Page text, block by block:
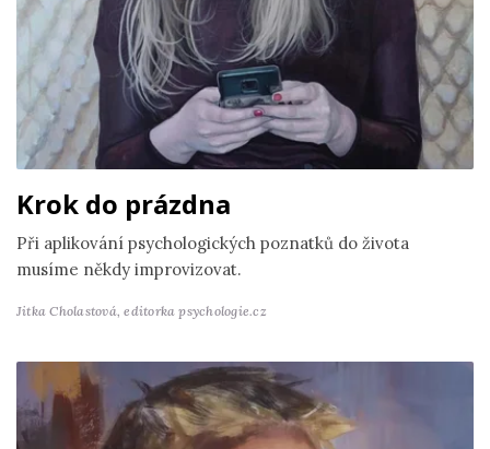
Krok do prázdna
Při aplikování psychologických poznatků do života
musíme někdy improvizovat.
Jitka Cholastová,editorka psychologie.cz